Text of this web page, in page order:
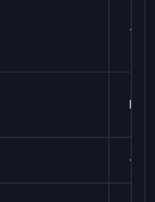
✓
N/A
✓